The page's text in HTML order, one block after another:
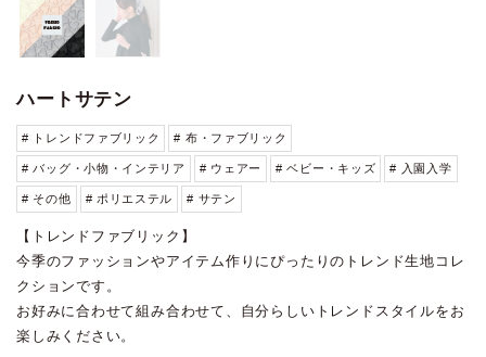
ハートサテン
# トレンドファブリック # 布・ファブリック
# バッグ・小物・インテリア # ウェアー # ベビー・キッズ # 入園入学
# その他 # ポリエステル # サテン
【トレンドファブリック】
今季のファッションやアイテム作りにぴったりのトレンド生地コレ
クションです。
お好みに合わせて組み合わせて、自分らしいトレンドスタイルをお
楽しみください。